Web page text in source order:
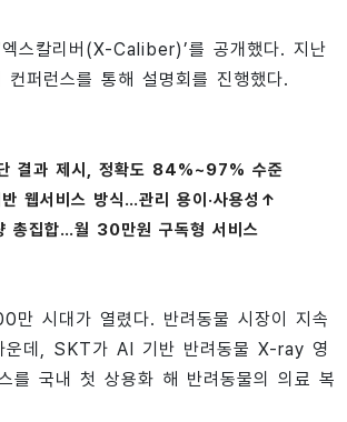
스칼리버(X-Caliber)’를 공개했다. 지난
퍼런스를 통해 설명회를 진행했다.
결과 제시, 정확도 84%~97% 수준
웹서비스 방식…관리 용이·사용성↑
총집합…월 30만원 구독형 서비스
만 시대가 열렸다. 반려동물 시장이 지속
운데, SKT가 AI 기반 반려동물 X-ray 영
를 국내 첫 상용화 해 반려동물의 의료 복